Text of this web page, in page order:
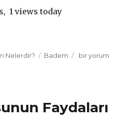
1 views today
Nelerdir? Etiketler
Badem
Bademin
bir yorum
Faydaları